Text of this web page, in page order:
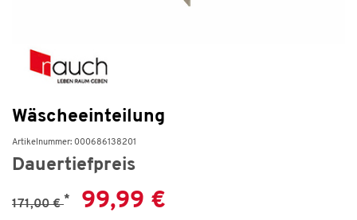
Wäscheeinteilung
Artikelnummer: 000686138201
Dauertiefpreis
171,00 €* 99,99 €